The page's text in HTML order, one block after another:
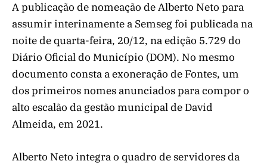
A publicação de nomeação de Alberto Neto para
assumir interinamente a Semseg foi publicada na
noite de quarta-feira, 20/12, na edição 5.729 do
Diário Oficial do Município (DOM). No mesmo
documento consta a exoneração de Fontes, um
dos primeiros nomes anunciados para compor o
alto escalão da gestão municipal de David
Almeida, em 2021.
Alberto Neto integra o quadro de servidores da